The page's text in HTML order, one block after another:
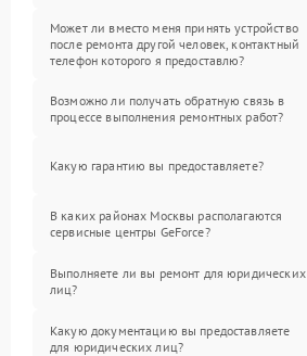
Может ли вместо меня принять устройство
после ремонта другой человек, контактный
телефон которого я предоставлю?
Возможно ли получать обратную связь в
процессе выполнения ремонтных работ?
Какую гарантию вы предоставляете?
В каких районах Москвы располагаются
сервисные центры GeForce?
Выполняете ли вы ремонт для юридических
лиц?
Какую документацию вы предоставляете
для юридических лиц?